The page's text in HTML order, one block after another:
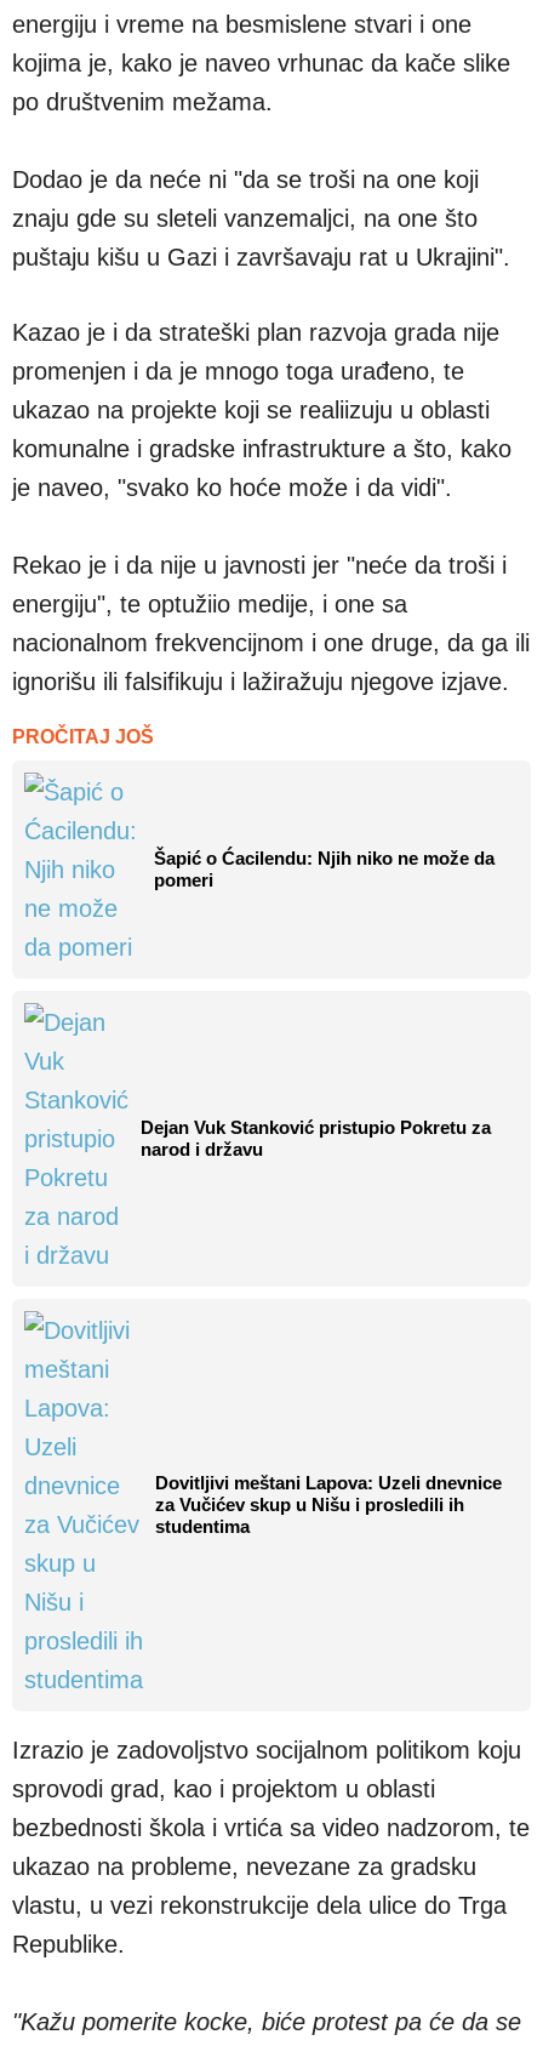
energiju i vreme na besmislene stvari i one
kojima je, kako je naveo vrhunac da kače slike
po društvenim mežama.
Dodao je da neće ni "da se troši na one koji
znaju gde su sleteli vanzemaljci, na one što
puštaju kišu u Gazi i završavaju rat u Ukrajini".
Kazao je i da strateški plan razvoja grada nije
promenjen i da je mnogo toga urađeno, te
ukazao na projekte koji se realiizuju u oblasti
komunalne i gradske infrastrukture a što, kako
je naveo, "svako ko hoće može i da vidi".
Rekao je i da nije u javnosti jer "neće da troši i
energiju", te optužiio medije, i one sa
nacionalnom frekvencijnom i one druge, da ga ili
ignorišu ili falsifikuju i lažiražuju njegove izjave.
PROČITAJ JOŠ
Šapić o Ćacilendu: Njih niko ne može da
pomeri
Dejan Vuk Stanković pristupio Pokretu za
narod i državu
Dovitljivi meštani Lapova: Uzeli dnevnice
za Vučićev skup u Nišu i prosledili ih
studentima
Izrazio je zadovoljstvo socijalnom politikom koju
sprovodi grad, kao i projektom u oblasti
bezbednosti škola i vrtića sa video nadzorom, te
ukazao na probleme, nevezane za gradsku
vlastu, u vezi rekonstrukcije dela ulice do Trga
Republike.
"Kažu pomerite kocke, biće protest pa će da se